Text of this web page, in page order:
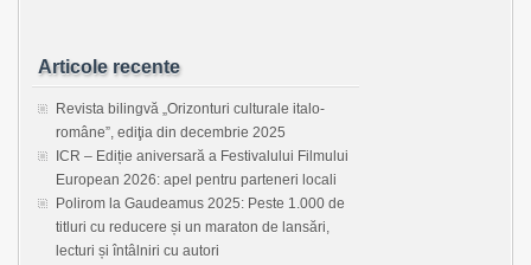
Articole recente
Revista bilingvă „Orizonturi culturale italo-
române”, ediţia din decembrie 2025
ICR – Ediție aniversară a Festivalului Filmului
European 2026: apel pentru parteneri locali
Polirom la Gaudeamus 2025: Peste 1.000 de
titluri cu reducere și un maraton de lansări,
lecturi și întâlniri cu autori